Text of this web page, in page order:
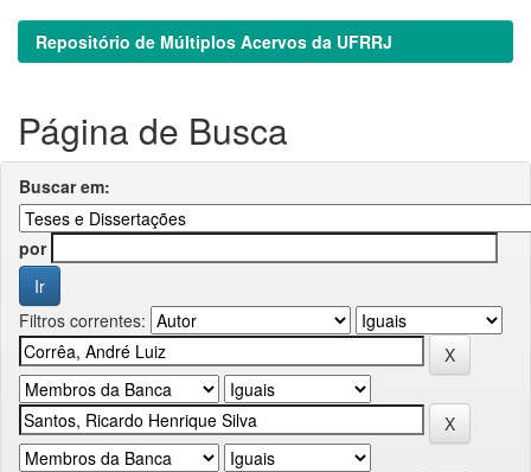
Repositório de Múltiplos Acervos da UFRRJ
Página de Busca
Buscar em:
por
Filtros correntes: